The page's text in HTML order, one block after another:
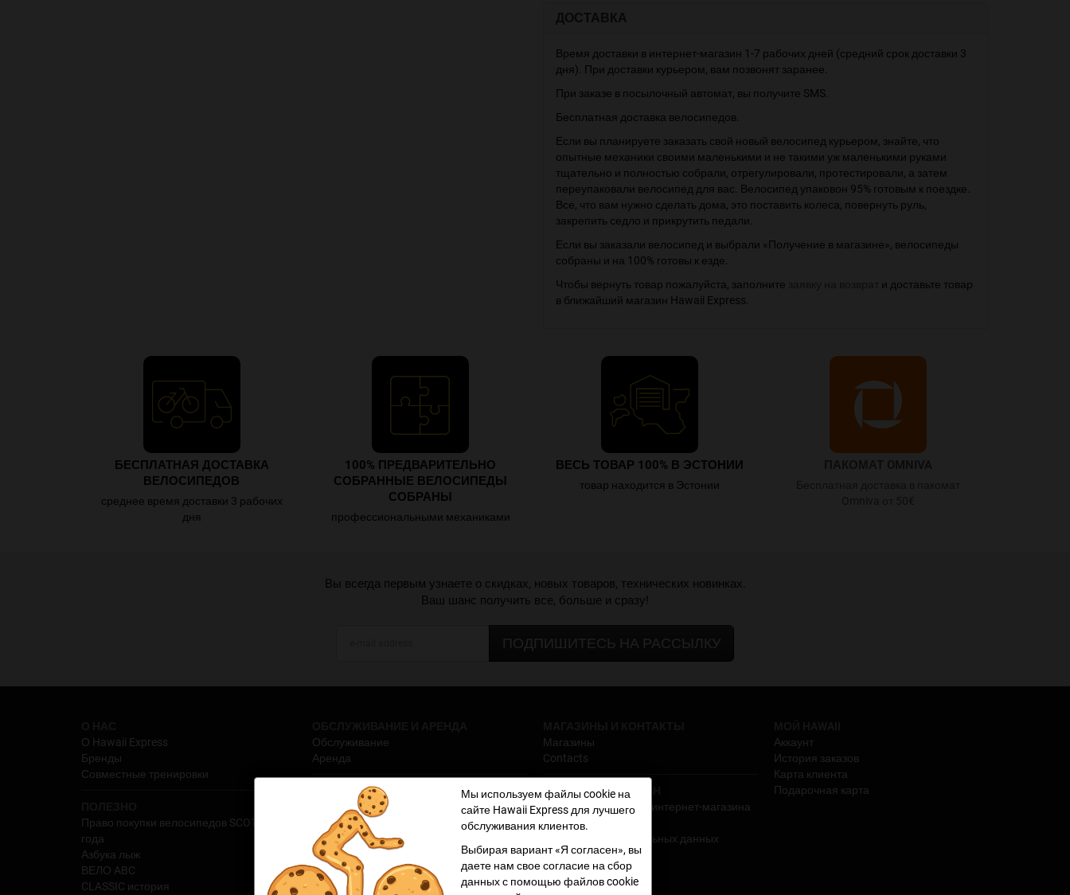
ДОСТАВКА
Время доставки в интернет-магазин 1-7 рабочих дней (средний срок доставки 3
дня). При доставки курьером, вам позвонят заранее.
При заказе в посылочный автомат, вы получите SMS.
Бесплатная доставка велосипедов.
Если вы планируете заказать свой новый велосипед курьером, знайте, что
опытные механики своими маленькими и не такими уж маленькими руками
тщательно и полностью собрали, отрегулировали, протестировали, а затем
переупаковали велосипед для вас. Велосипед упаковон 95% готовым к поездке.
Все, что вам нужно сделать дома, это поставить колеса, повернуть руль,
закрепить седло и прикрутить педали.
Если вы заказали велосипед и выбрали «Получение в магазине», велосипеды
собраны и на 100% готовы к езде.
Чтобы вернуть товар пожалуйста, заполните
и доставьте товар
в ближайший магазин Hawaii Express.
БЕСПЛАТНАЯ ДОСТАВКА
ВЕЛОСИПЕДОВ
среднее время доставки 3 рабочих
дня
100% ПРЕДВАРИТЕЛЬНО
СОБРАННЫЕ ВЕЛОСИПЕДЫ
СОБРАНЫ
профессиональными механиками
ВЕСЬ ТОВАР 100% В ЭСТОНИИ
товар находится в Эстонии
Вы всегда первым узнаете о скидках, новых товаров, технических новинках.
Ваш шанс получить все, больше и сразу!
ПОДПИШИТЕСЬ НА РАССЫЛКУ
Мы используем файлы cookie на
сайте Hawaii Express для лучшего
обслуживания клиентов.
Выбирая вариант «Я согласен», вы
даете нам свое согласие на сбор
данных с помощью файлов cookie
О Hawaii Express
Бренды
Совместные тренировки
Право покупки велосипедов SCOTT 2026
года
Азбука лыж
ВЕЛО ABC
CLASSIC история
Обслуживание
Аренда
ПОЧТИ БЕСПЛАТНО
Findings
Блог
Магазины
Contacts
ИНТЕРНЕТ-МАГАЗИН
Условия продаж для интернет-магазина
Hawaii Express
Обработка персональных данных
Возврат продукции
Рассрочка Hawaii
Pассрочка Hawaii3
Аккаунт
История заказов
Карта клиента
Подарочная карта